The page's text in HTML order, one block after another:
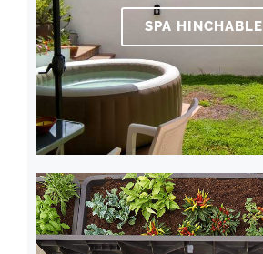
SPA HINCHABLE